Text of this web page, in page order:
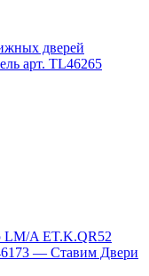
дверей
арт. TL46265